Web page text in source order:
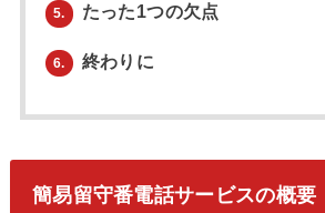
5. たった1つの欠点
6. 終わりに
簡易留守番電話サービスの概要